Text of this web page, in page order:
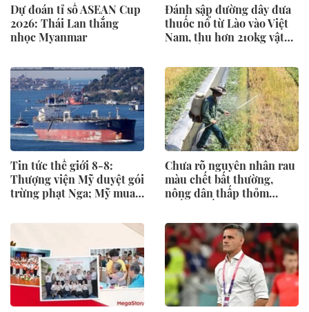
Dự đoán tỉ số ASEAN Cup
2026: Thái Lan thắng
nhọc Myanmar
Đánh sập đường dây đưa
thuốc nổ từ Lào vào Việt
Nam, thu hơn 210kg vật
Tin tức thế giới 8-8:
Thượng viện Mỹ duyệt gói
trừng phạt Nga; Mỹ mua
nhập cư
Chưa rõ nguyên nhân rau
màu chết bất thường,
nông dân thấp thỏm